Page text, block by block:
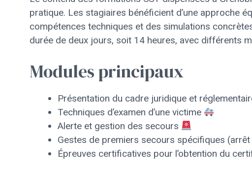
pratique. Les stagiaires bénéficient d’une approche
compétences techniques et des simulations
durée de deux jours, soit 14 heures, avec différents
Modules principaux
Présentation du cadre juridique et
Techniques d’examen d’une victime
Alerte et gestion des secours
Gestes de premiers secours spécifiques
Épreuves certificatives pour l’obtention du